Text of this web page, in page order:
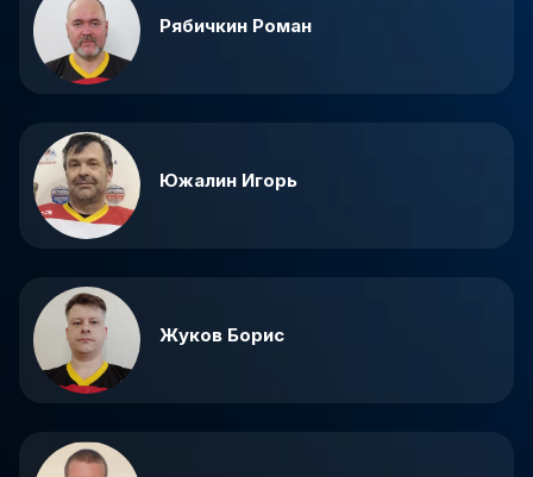
Рябичкин Роман
Южалин Игорь
Жуков Борис